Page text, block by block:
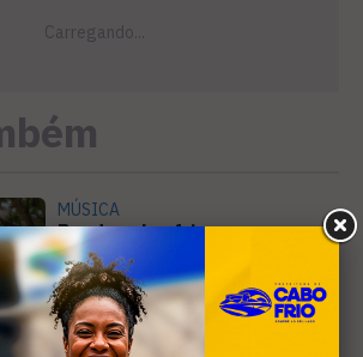
MÚSICA
Banda cabo-friense
Spectrummm apresenta
músicas inéditas no Diveneta
Moto Fest neste sábado (8)